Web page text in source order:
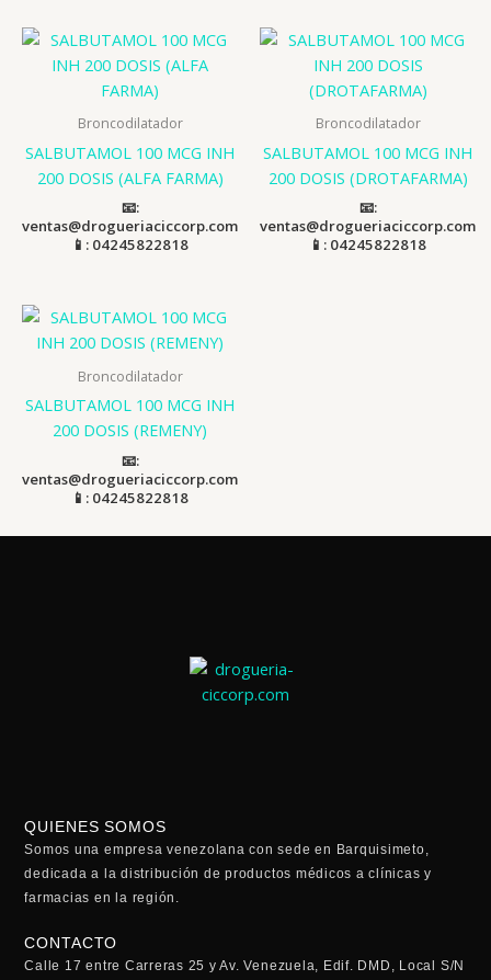
Broncodilatador
SALBUTAMOL 100 MCG INH
200 DOSIS (ALFA FARMA)
📧:
ventas@drogueriaciccorp.com
📱: 04245822818
Broncodilatador
SALBUTAMOL 100 MCG INH
200 DOSIS (DROTAFARMA)
📧:
ventas@drogueriaciccorp.com
📱: 04245822818
Broncodilatador
SALBUTAMOL 100 MCG INH
200 DOSIS (REMENY)
📧:
ventas@drogueriaciccorp.com
📱: 04245822818
QUIENES SOMOS
Somos una empresa venezolana con sede en Barquisimeto,
dedicada a la distribución de productos médicos a clínicas y
farmacias en la región.
CONTACTO
Calle 17 entre Carreras 25 y Av. Venezuela, Edif. DMD, Local S/N